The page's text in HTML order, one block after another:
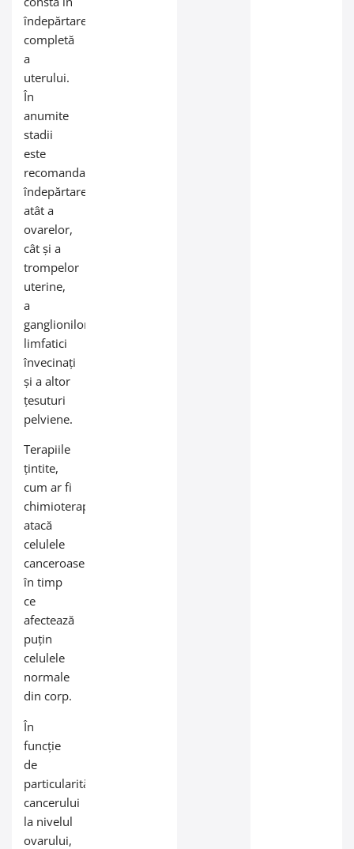
îndepărtarea
completă
a
uterului.
În
anumite
stadii
este
recomandată
îndepărtarea
atât a
ovarelor,
cât și a
trompelor
uterine,
a
ganglionilor
limfatici
învecinați
și a altor
țesuturi
pelviene.
Terapiile
țintite,
cum ar fi
chimioterapia,
atacă
celulele
canceroase
în timp
ce
afectează
puțin
celulele
normale
din corp.
În
funcție
de
particularitățile
cancerului
la nivelul
ovarului,